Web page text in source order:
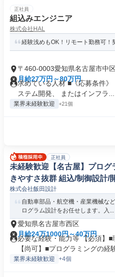
正社員
組込みエンジニア
株式会社HAL
経験浅めもOK！リモート勤務可
〒460-0003愛知県名古屋市中
月給27万円～80万円
求めている人材 ■《応募条件
ステム開発、 またはインフラ...
業界未経験歓迎 +21個
正社員
未経験歓迎【名古屋】プロ
きやすさ抜群 組込/制御設計/
ス制御)
株式会社飯田設計
自動車部品・航空機・産業機械な
ログラム設計をお任せします。入...
愛知県名古屋市西区
月給24万1000円～40万円
必要な経験・能力等 【必須】
【尚可】■プログラミングの経
業界未経験歓迎 +4個